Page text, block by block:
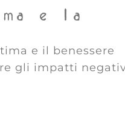
e la
e il benessere
gli impatti